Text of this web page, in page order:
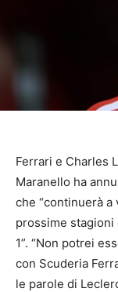
Ferrari e Charles
Maranello ha
che “continuerà
prossime stagioni
1”. “Non potrei
con Scuderia
le parole di